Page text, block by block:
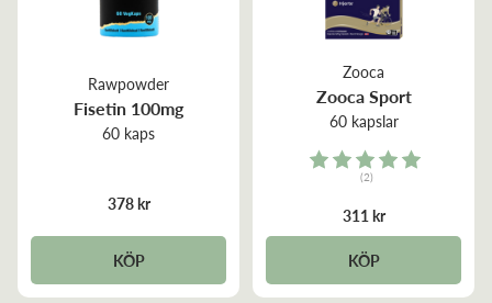
Rawpowder
Fisetin 100mg
60 kaps
378 kr
KÖP
Zooca
Zooca Sport
60 kapslar
Rating:
(2)
311 kr
KÖP